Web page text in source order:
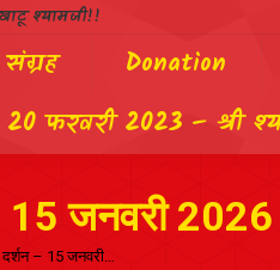
श्यामजी!!
Donation
20 फरवरी 2023 – श्री
15 जनवरी 2026
दर्शन – 15 जनवरी…